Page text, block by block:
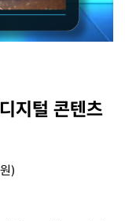
지털 콘텐츠
)